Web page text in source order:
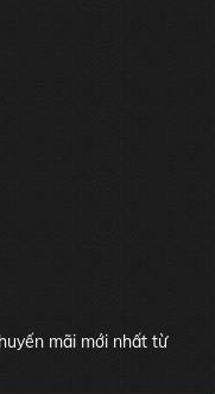
mãi mới nhất từ